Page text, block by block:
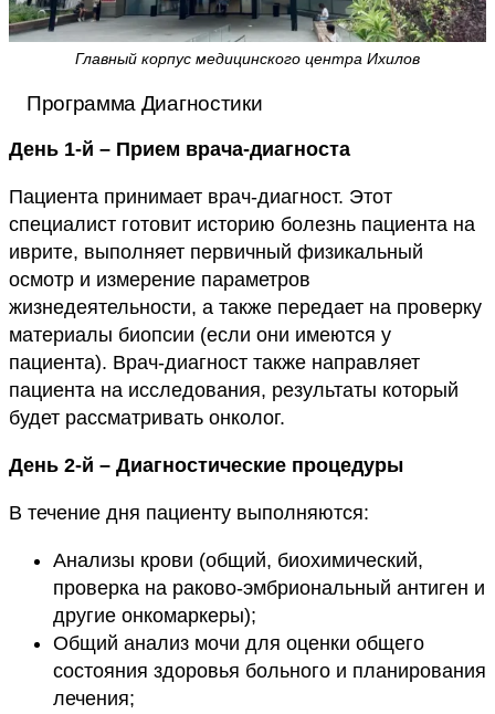
Главный корпус медицинского центра Ихилов
Программа Диагностики
День 1-й – Прием врача-диагноста
Пациента принимает врач-диагност. Этот
специалист готовит историю болезнь пациента на
иврите, выполняет первичный физикальный
осмотр и измерение параметров
жизнедеятельности, а также передает на проверку
материалы биопсии (если они имеются у
пациента). Врач-диагност также направляет
пациента на исследования, результаты который
будет рассматривать онколог.
День 2-й – Диагностические процедуры
В течение дня пациенту выполняются:
Анализы крови (общий, биохимический,
проверка на раково-эмбриональный антиген и
другие онкомаркеры);
Общий анализ мочи для оценки общего
состояния здоровья больного и планирования
лечения;